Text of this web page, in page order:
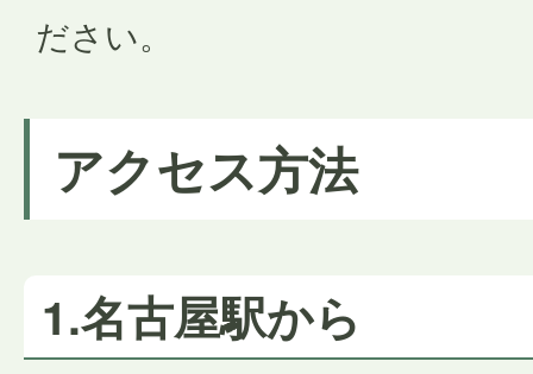
ださい。
アクセス方法
1.名古屋駅から